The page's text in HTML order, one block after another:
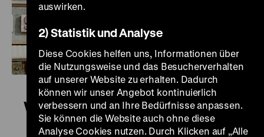
Wenn Du groß bist, lieber Adam
auswirken.
2) Statistik und Analyse
Diese Cookies helfen uns, Informationen über
die Nutzungsweise und das Besucherverhalten
auf unserer Website zu erhalten. Dadurch
können wir unser Angebot kontinuierlich
verbessern und an Ihre Bedürfnisse anpassen.
Sie können die Website auch ohne diese
Analyse Cookies nutzen. Durch Klicken auf „Alle